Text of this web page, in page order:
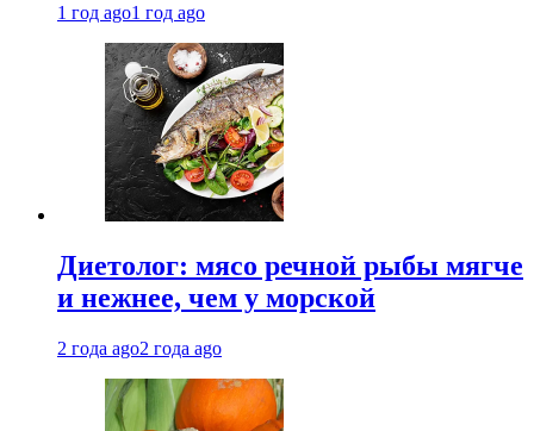
1 год ago1 год ago
Диетолог: мясо речной рыбы мягче
и нежнее, чем у морской
2 года ago2 года ago